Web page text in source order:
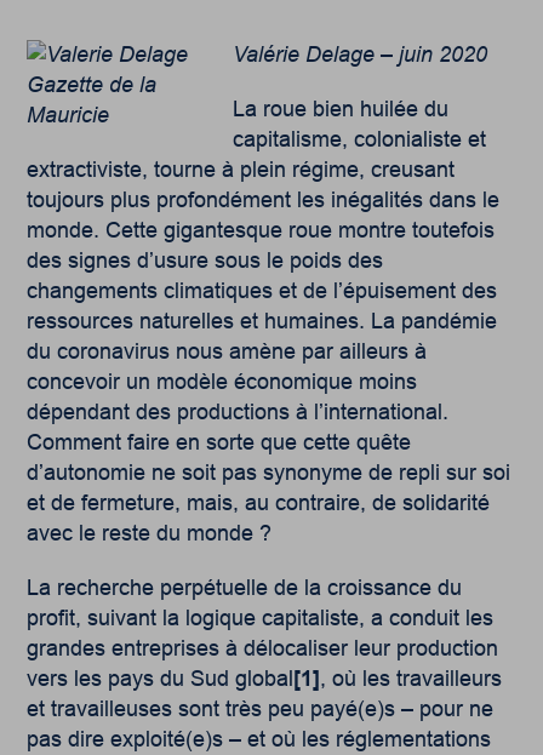
Valérie Delage – juin 2020
La roue bien huilée du
capitalisme, colonialiste et
extractiviste, tourne à plein régime, creusant
toujours plus profondément les inégalités dans le
monde. Cette gigantesque roue montre toutefois
des signes d’usure sous le poids des
changements climatiques et de l’épuisement des
ressources naturelles et humaines. La pandémie
du coronavirus nous amène par ailleurs à
concevoir un modèle économique moins
dépendant des productions à l’international.
Comment faire en sorte que cette quête
d’autonomie ne soit pas synonyme de repli sur soi
et de fermeture, mais, au contraire, de solidarité
avec le reste du monde ?
La recherche perpétuelle de la croissance du
profit, suivant la logique capitaliste, a conduit les
grandes entreprises à délocaliser leur production
vers les pays du Sud global[1], où les travailleurs
et travailleuses sont très peu payé(e)s – pour ne
pas dire exploité(e)s – et où les réglementations